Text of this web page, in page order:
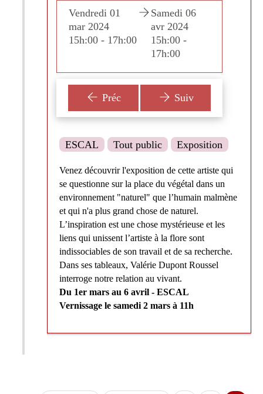
Vendredi 01
mar 2024
15h:00 - 17h:00
Samedi 06
avr 2024
15h:00 -
17h:00
Préc Suiv
ESCAL Tout public Exposition
Venez découvrir l'exposition de cette artiste qui
se questionne sur la place du végétal dans un
environnement "naturel" que l’humain malmène
et qui n'a plus grand chose de naturel.
L’inspiration est une chose mystérieuse et les
liens qui unissent l’artiste à la flore sont
indissociables de son travail et de sa recherche.
Dans ses tableaux, Valérie Dupont Roussel
interroge notre relation au vivant.
Du 1er mars au 6 avril - ESCAL
Vernissage le samedi 2 mars à 11h